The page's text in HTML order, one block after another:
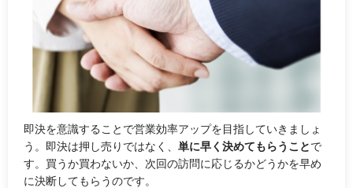
即決を意識することで営業効率アップを目指していきましょ
う。即決は押し売りではなく、 単に早く決めてもらうことで
す。買うか買わないか、次回の訪問に応じるかどうかを早め
に決断してもらうのです。